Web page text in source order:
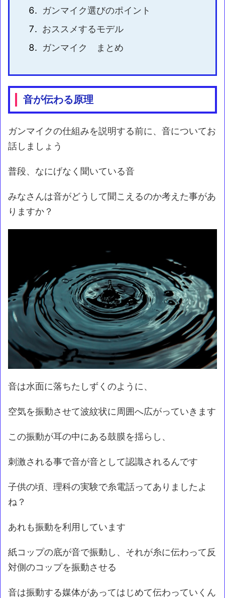
ガンマイク選びのポイント
おススメするモデル
ガンマイク まとめ
音が伝わる原理
ガンマイクの仕組みを説明する前に、音についてお
話しましょう
普段、なにげなく聞いている音
みなさんは音がどうして聞こえるのか考えた事があ
りますか？
音は水面に落ちたしずくのように、
空気を振動させて波紋状に周囲へ広がっていきます
この振動が耳の中にある鼓膜を揺らし、
刺激される事で音が音として認識されるんです
子供の頃、理科の実験で糸電話ってありましたよ
ね？
あれも振動を利用しています
紙コップの底が音で振動し、それが糸に伝わって反
対側のコップを振動させる
音は振動する媒体があってはじめて伝わっていくん